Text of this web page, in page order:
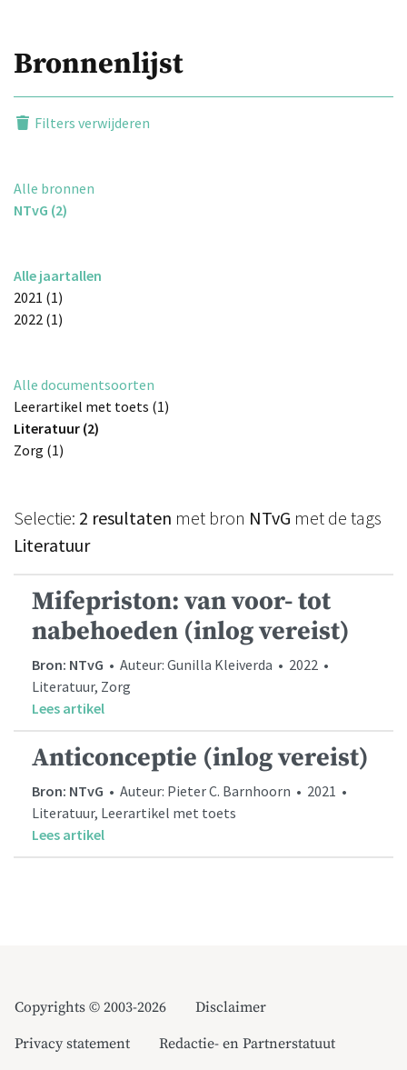
Bronnenlijst
Filters verwijderen
Alle bronnen
NTvG (2)
Alle jaartallen
2021 (1)
2022 (1)
Alle documentsoorten
Leerartikel met toets (1)
Literatuur (2)
Zorg (1)
Selectie: 2 resultaten met bron NTvG met de tags
Literatuur
Mifepriston: van voor- tot
nabehoeden (inlog vereist)
Bron: NTvG • Auteur: Gunilla Kleiverda • 2022 •
Literatuur, Zorg
Lees artikel
Anticonceptie (inlog vereist)
Bron: NTvG • Auteur: Pieter C. Barnhoorn • 2021 •
Literatuur, Leerartikel met toets
Lees artikel
Copyrights © 2003-2026
Disclaimer
Privacy statement
Redactie- en Partnerstatuut